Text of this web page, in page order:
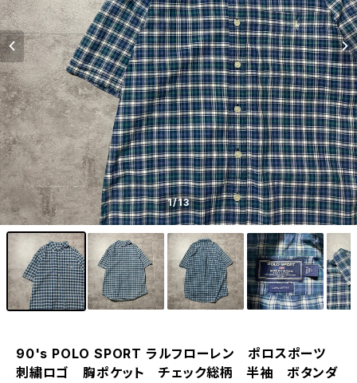
1/13
90's POLO SPORT ラルフローレン ポロスポーツ
刺繍ロゴ 胸ポケット チェック総柄 半袖 ボタンダ